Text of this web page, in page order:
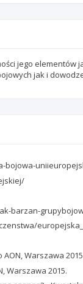
jego elementów
jak i
barzan-
Warszawa
Warszawa 2015.